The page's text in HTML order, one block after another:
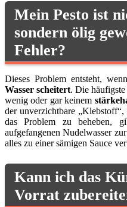
Mein Pesto ist
sondern ölig
Fehler?
Dieses Problem entsteht,
Wasser scheitert. Die
wenig oder gar keinem
der unverzichtbare
das Problem zu beheben,
aufgefangenen Nudelwasser
alles zu einer sämigen Sauce
Kann ich das
Vorrat